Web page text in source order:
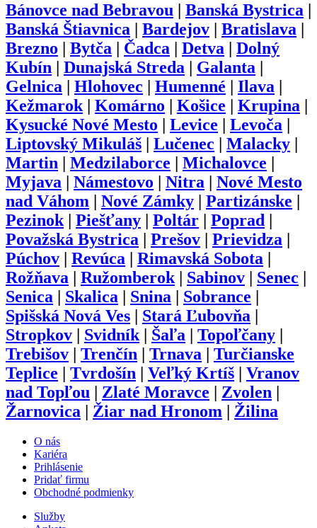
Bánovce nad Bebravou Banská Bystrica
Banská Štiavnica
Bardejov Bratislava
Brezno
Bytča Čadca Detva
Dolný
Kubín
Dunajská Streda Galanta
Gelnica
Hlohovec Humenné Ilava
Kežmarok| Komárno Košice Krupina
Kysucké Nové Mesto
Levice Levoča
Liptovský Mikuláš
Lučenec Malacky
Martin
Medzilaborce Michalovce
Myjava
Námestovo Nitra
Nové Mesto
nad Váhom
Nové Zámky Partizánske
Pezinok| Piešťany Poltár Poprad
Považská Bystrica
Prešov Prievidza
Púchov
Revúca Rimavská Sobota
Rožňava
Ružomberok| Sabinov Senec
Senica
Skalica Snina Sobrance
Spišská Nová Ves
Stará Ľubovňa
Stropkov
Svidník| Šaľa Topoľčany
Trebišov
Trenčín Trnava
Turčianske
Teplice
Tvrdošín Veľký Krtíš
Vranov
nad Topľou
Zlaté Moravce Zvolen
Žarnovica
Žiar nad Hronom Žilina
O nás
Kariéra
Prihlásenie
Pridať firmu
Obchodné podmienky
Služby